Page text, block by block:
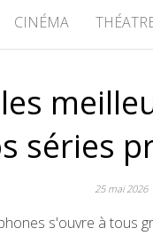
CINÉMA
séries
25 mai 2026
s'ouvre à tous